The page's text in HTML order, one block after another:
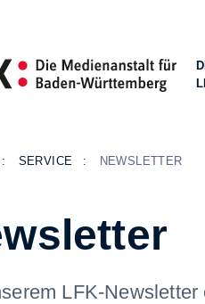
SERVICE NEWSLETTER
LFK-Newsletter